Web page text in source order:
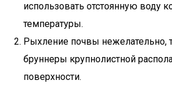
использовать отстоянную воду
температуры.
Рыхление почвы нежелательно,
бруннеры крупнолистной
поверхности.